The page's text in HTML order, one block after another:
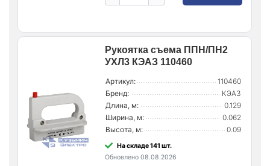
Рукоятка съема ППН/ПН2
УХЛ3 КЭАЗ 110460
Артикул:
110460
Бренд:
КЭАЗ
Длина, м:
0.129
Ширина, м:
0.062
Высота, м:
0.09
На складе 141 шт.
Обновлено 08.08.2026